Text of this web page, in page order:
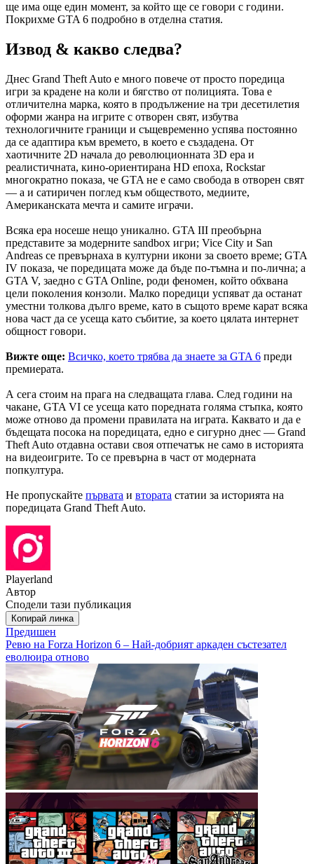
ще има още един момент, за който ще се говори с години.
Покрихме GTA 6 подробно в отделна статия.
Извод & какво следва?
Днес Grand Theft Auto е много повече от просто поредица
игри за крадене на коли и бягство от полицията. Това е
отличителна марка, която в продължение на три десетилетия
оформи жанра на игрите с отворен свят, избутва
технологичните граници и същевременно успява постоянно
да се адаптира към времето, в което е създадена. От
хаотичните 2D начала до революционната 3D ера и
реалистичната, кино-ориентирана HD епоха, Rockstar
многократно показа, че GTA не е само свобода в отворен свят
— а и сатиричен поглед към обществото, медиите,
Американската мечта и самите играчи.
Всяка ера носеше нещо уникално. GTA III преобърна
представите за модерните sandbox игри; Vice City и San
Andreas се превърнаха в културни икони за своето време; GTA
IV показа, че поредицата може да бъде по-тъмна и по-лична; а
GTA V, заедно с GTA Online, роди феномен, който обхвана
цели поколения конзоли. Малко поредици успяват да останат
уместни толкова дълго време, като в същото време карат всяка
нова част да се усеща като събитие, за което цялата интернет
общност говори.
Вижте още: Всичко, което трябва да знаете за GTA 6 преди
премиерата.
А сега стоим на прага на следващата глава. След години на
чакане, GTA VI се усеща като поредната голяма стъпка, която
може отново да промени правилата на играта. Каквато и да е
бъдещата посока на поредицата, едно е сигурно днес — Grand
Theft Auto отдавна остави своя отпечатък не само в историята
на видеоигрите. То се превърна в част от модерната
попкултура.
Не пропускайте първата и втората статии за историята на
поредицата Grand Theft Auto.
Playerland
Автор
Сподели тази публикация
Копирай линка
Предишен
Ревю на Forza Horizon 6 – Най-добрият аркаден състезател
еволюира отново